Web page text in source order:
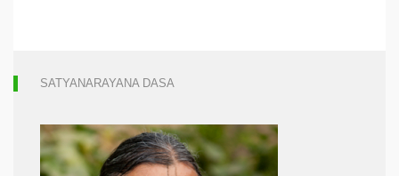
SATYANARAYANA DASA